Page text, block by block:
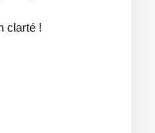
clarté !